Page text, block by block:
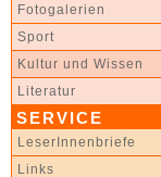
Fotogalerien
Sport
Kultur und Wissen
Literatur
SERVICE
LeserInnenbriefe
Links